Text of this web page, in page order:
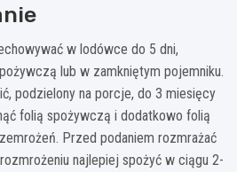
w lodówce do 5 dni,
lub w zamkniętym pojemniku.
podzielony na porcje, do 3 miesięcy
folią spożywczą i dodatkowo folią
Przed podaniem rozmrażać
najlepiej spożyć w ciągu 2-